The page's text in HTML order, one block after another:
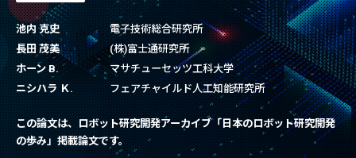
池内 克史
電子技術総合研究所
長田 茂美
(株)富士通研究所
ホーン B.
マサチューセッツ工科大学
ニシハラ Ｋ.
フェアチャイルド人工知能研究所
この論文は、ロボット研究開発アーカイブ「日本のロボット研究開発
の歩み」掲載論文です。